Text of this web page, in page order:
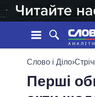
СТРІЧКА
Слово і Діло›
Перші